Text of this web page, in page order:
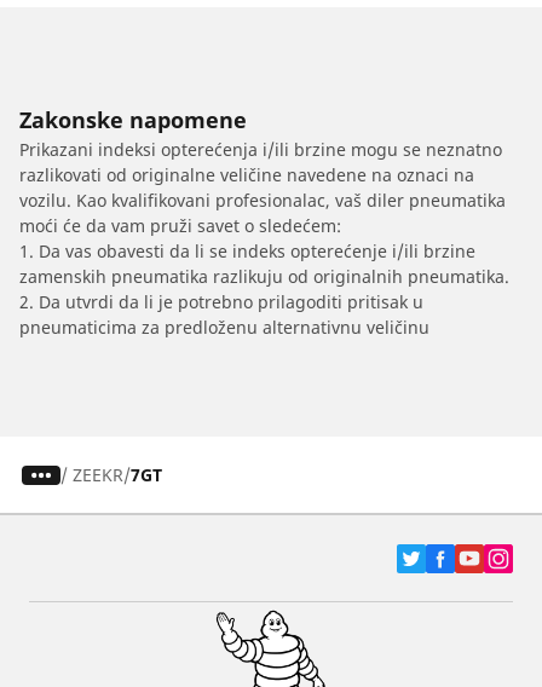
Zakonske napomene
Prikazani indeksi opterećenja i/ili brzine mogu se neznatno
razlikovati od originalne veličine navedene na oznaci na
vozilu. Kao kvalifikovani profesionalac, vaš diler pneumatika
moći će da vam pruži savet o sledećem:
1. Da vas obavesti da li se indeks opterećenje i/ili brzine
zamenskih pneumatika razlikuju od originalnih pneumatika.
2. Da utvrdi da li je potrebno prilagoditi pritisak u
pneumaticima za predloženu alternativnu veličinu
/ ZEEKR 7GT